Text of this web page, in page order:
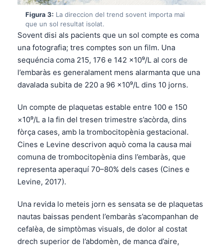
Figura 3: La direccion del trend sovent importa mai
que un sol resultat isolat.
Sovent disi als pacients que un sol compte es coma
una fotografia; tres comptes son un film. Una
sequéncia coma 215, 176 e 142 ×10⁹/L al cors de
l’embaràs es generalament mens alarmanta que una
davalada subita de 220 a 96 ×10⁹/L dins 10 jorns.
Un compte de plaquetas estable entre 100 e 150
×10⁹/L a la fin del tresen trimestre s’acòrda, dins
fòrça cases, amb la trombocitopènia gestacional.
Cines e Levine descrivon aquò coma la causa mai
comuna de trombocitopènia dins l’embaràs, que
representa aperaquí 70–80% dels cases (Cines e
Levine, 2017).
Una revida lo meteis jorn es sensata se de plaquetas
nautas baissas pendent l’embaràs s’acompanhan de
cefalèa, de simptòmas visuals, de dolor al costat
drech superior de l’abdomèn, de manca d’aire,